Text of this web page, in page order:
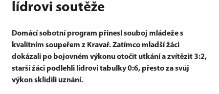
lídrovi soutěže
Domácí sobotní program přinesl souboj mládeže s
kvalitním soupeřem z Kravař. Zatímco mladší žáci
dokázali po bojovném výkonu otočit utkání a zvítězit 3:2,
starší žáci podlehli lídrovi tabulky 0:6, přesto za svůj
výkon sklidili uznání.